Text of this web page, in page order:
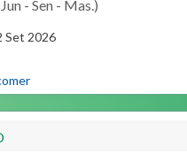
Set 2026
- Sen - Mas.)